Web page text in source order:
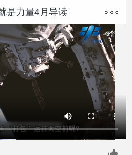
是力量4月导读